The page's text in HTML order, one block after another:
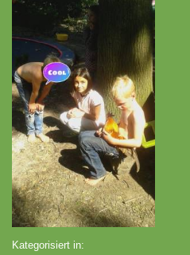
Kategorisiert in: